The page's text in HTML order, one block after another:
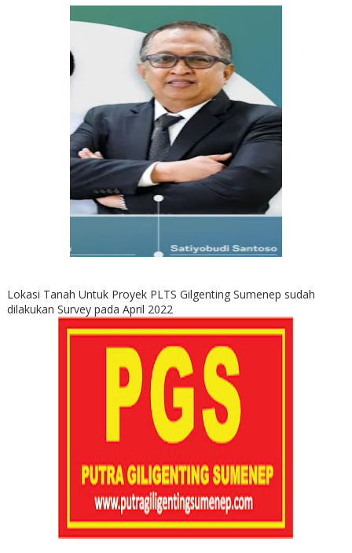
Lokasi Tanah Untuk Proyek PLTS Gilgenting Sumenep sudah
dilakukan Survey pada April 2022